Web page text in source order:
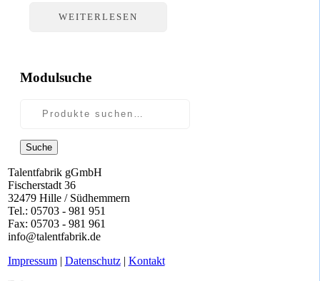
WEITERLESEN
Modulsuche
Suche
Talentfabrik gGmbH
Fischerstadt 36
32479 Hille / Südhemmern
Tel.: 05703 - 981 951
Fax: 05703 - 981 961
info@talentfabrik.de
Impressum| Datenschutz| Kontakt